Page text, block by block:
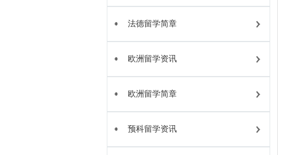
法德留学简章
欧洲留学资讯
欧洲留学简章
预科留学资讯